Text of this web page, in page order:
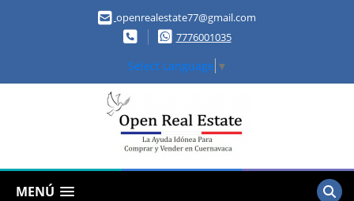
openrealestate77@gmail.com
7776001035
Select Language ▼
MENÚ